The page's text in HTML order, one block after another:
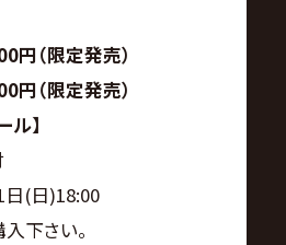
（限定発売）
（限定発売）
ル】
付
(日)18:00
下さい。